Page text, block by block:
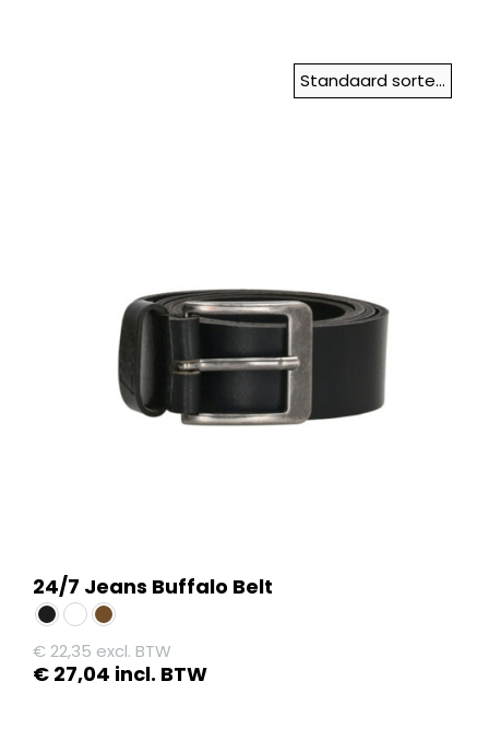
24/7 Jeans Buffalo Belt
€ 22,35 excl. BTW
€ 27,04 incl. BTW